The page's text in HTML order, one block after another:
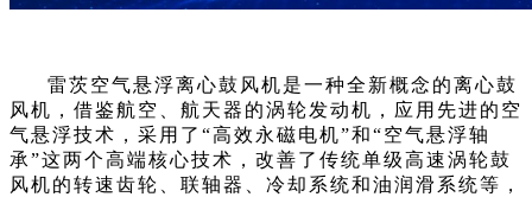
雷茨空气悬浮离心鼓风机是一种全新概念的离心鼓
风机，借鉴航空、航天器的涡轮发动机，应用先进的空
气悬浮技术，采用了“高效永磁电机”和“空气悬浮轴
承”这两个高端核心技术，改善了传统单级高速涡轮鼓
风机的转速齿轮、联轴器、冷却系统和油润滑系统等，